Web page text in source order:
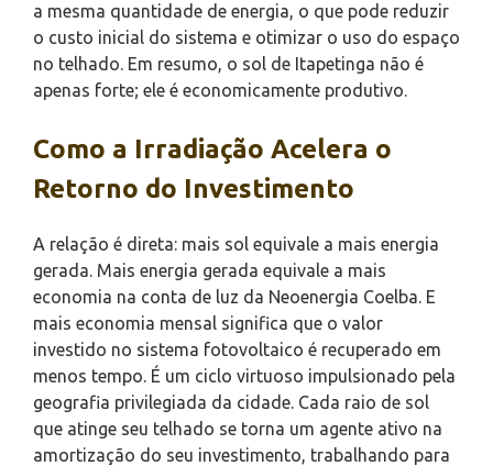
a mesma quantidade de energia, o que pode reduzir
o custo inicial do sistema e otimizar o uso do espaço
no telhado. Em resumo, o sol de Itapetinga não é
apenas forte; ele é economicamente produtivo.
Como a Irradiação Acelera o
Retorno do Investimento
A relação é direta: mais sol equivale a mais energia
gerada. Mais energia gerada equivale a mais
economia na conta de luz da Neoenergia Coelba. E
mais economia mensal significa que o valor
investido no sistema fotovoltaico é recuperado em
menos tempo. É um ciclo virtuoso impulsionado pela
geografia privilegiada da cidade. Cada raio de sol
que atinge seu telhado se torna um agente ativo na
amortização do seu investimento, trabalhando para